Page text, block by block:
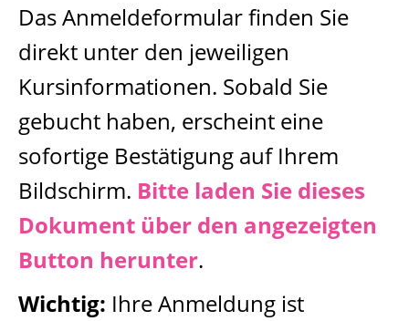
Das Anmeldeformular finden Sie
direkt unter den jeweiligen
Kursinformationen. Sobald Sie
gebucht haben, erscheint eine
sofortige Bestätigung auf Ihrem
Bildschirm. Bitte laden Sie dieses
Dokument über den angezeigten
Button herunter.
Wichtig: Ihre Anmeldung ist